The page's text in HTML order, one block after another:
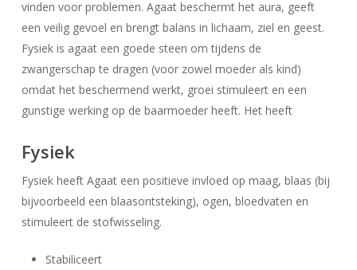
vinden voor problemen. Agaat beschermt het aura, geeft
een veilig gevoel en brengt balans in lichaam, ziel en geest.
Fysiek is agaat een goede steen om tijdens de
zwangerschap te dragen (voor zowel moeder als kind)
omdat het beschermend werkt, groei stimuleert en een
gunstige werking op de baarmoeder heeft. Het heeft
Fysiek
Fysiek heeft Agaat een positieve invloed op maag, blaas (bij
bijvoorbeeld een blaasontsteking), ogen, bloedvaten en
stimuleert de stofwisseling.
Stabiliceert